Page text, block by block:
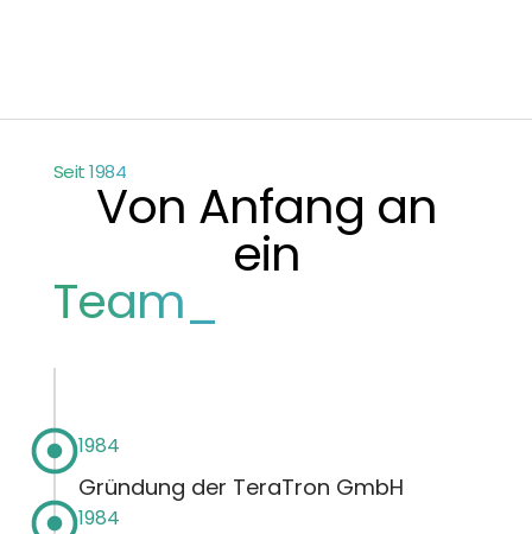
Seit 1984
Von Anfang an
ein
Team_
1984
Gründung der TeraTron GmbH
1984